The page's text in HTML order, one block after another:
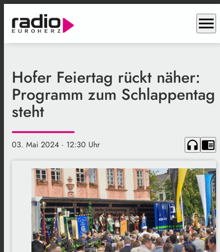
menu
Hofer Feiertag rückt näher:
Programm zum Schlappentag
steht
03. Mai 2024 · 12:30 Uhr headphones chrome_reader_mode